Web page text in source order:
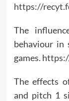
https://
The
behaviour in
games.
The effects
and pitch 1